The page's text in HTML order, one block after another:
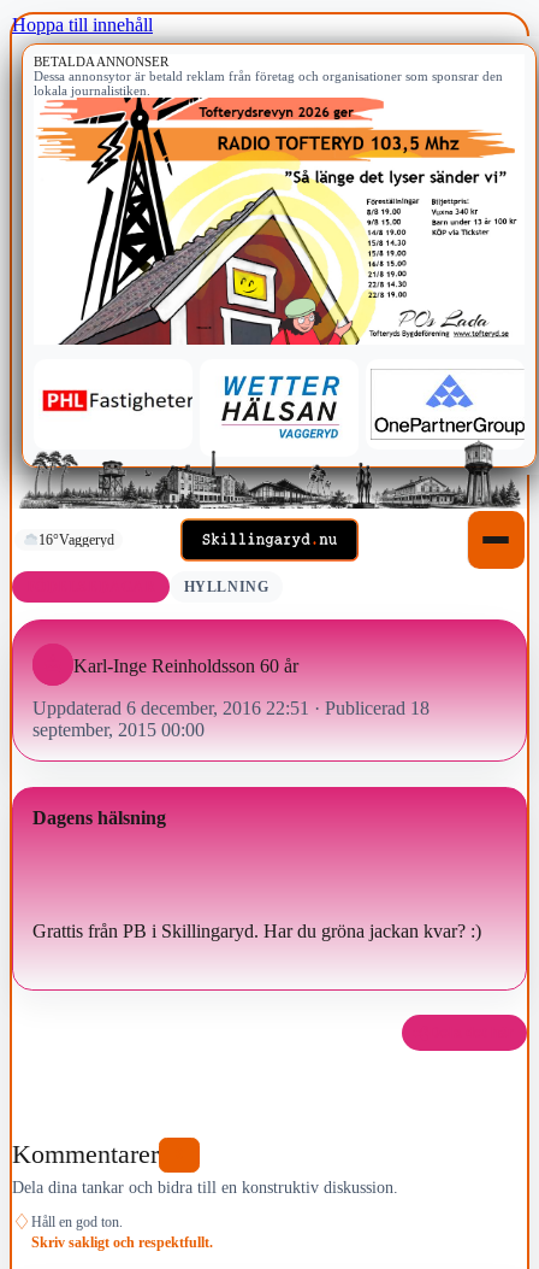
Hoppa till innehåll
BETALDA ANNONSER
Dessa annonsytor är betald reklam från företag och organisationer som sponsrar den
lokala journalistiken.
16°Vaggeryd
HYLLNING
Karl-Inge Reinholdsson 60 år
Uppdaterad 6 december, 2016 22:51 · Publicerad 18
september, 2015 00:00
Dagens hälsning
Grattis från PB i Skillingaryd. Har du gröna jackan kvar? :)
Kommentarer
Dela dina tankar och bidra till en konstruktiv diskussion.
♢ Håll en god ton.
Skriv sakligt och respektfullt.